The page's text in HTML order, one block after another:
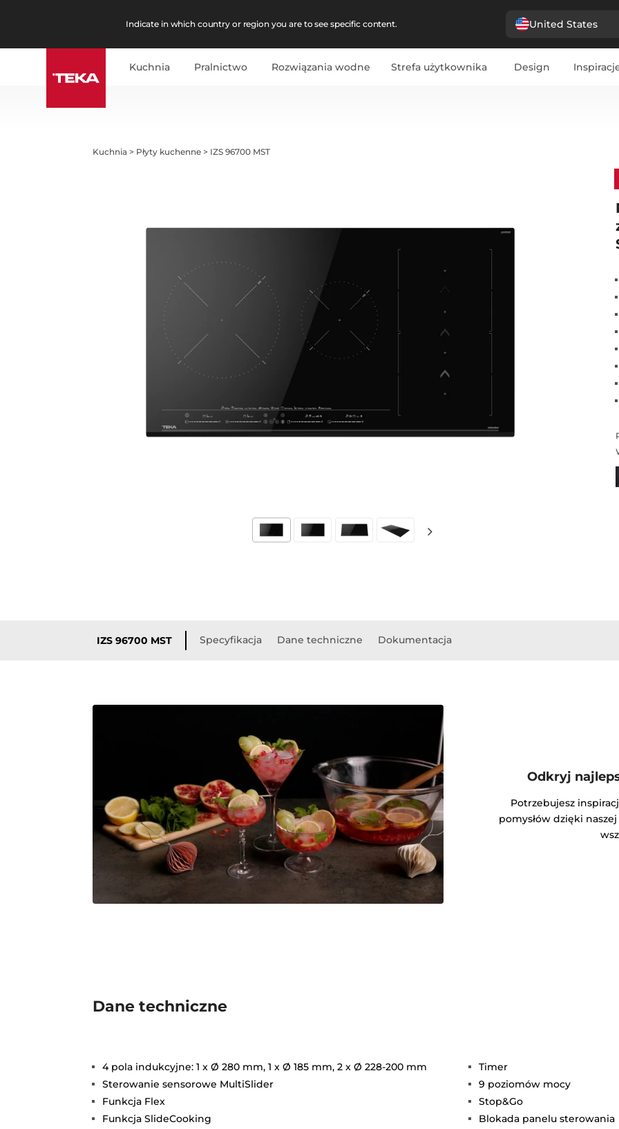
Indicate in which country or region you are to see specific content. United States
Kuchnia Pralnictwo Rozwiązania wodne Strefa użytkownika Design
Kuchnia > Płyty kuchenne > IZS 96700 MST
IZS 96700 MST Specyfikacja Dane techniczne Dokumentacja
Odkryj
Potrzebujesz
pomysłów dzięki
Dane techniczne
4 pola indukcyjne: 1 x Ø 280 mm, 1 x Ø 185 mm, 2 x Ø 228-200 mm
Sterowanie sensorowe MultiSlider
Funkcja Flex
Funkcja SlideCooking
Timer
9 poziomów mocy
Stop&Go
Blokada panelu sterowania